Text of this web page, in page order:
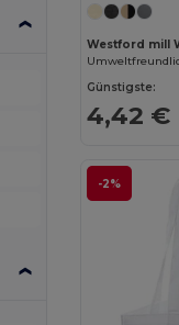
Westford mill
Günstigste:
4,42 €
-2%